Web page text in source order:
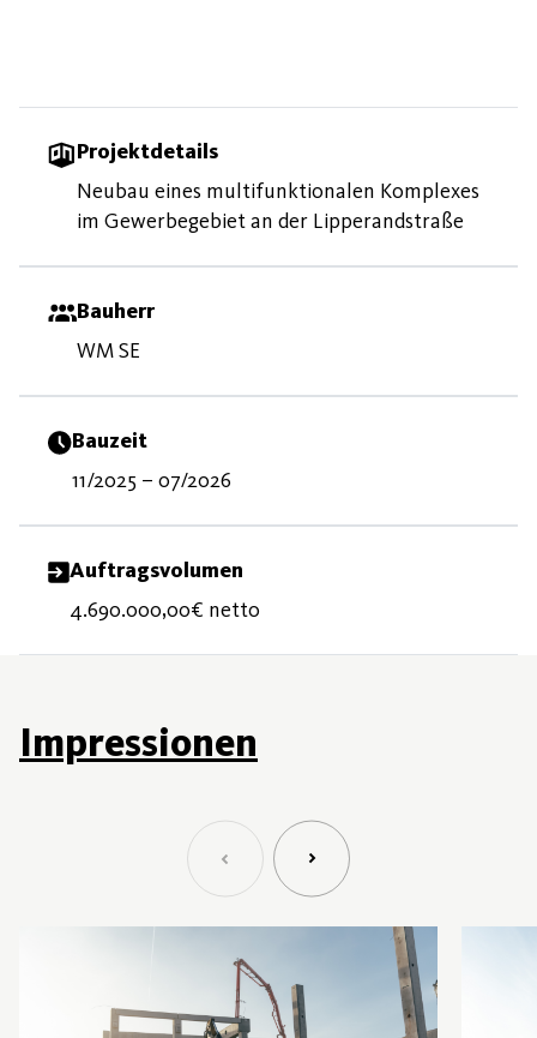
Projektdetails
Neubau eines multifunktionalen Komplexes
im Gewerbegebiet an der Lipperandstraße
Bauherr
WM SE
Bauzeit
11/2025 – 07/2026
Auftragsvolumen
4.690.000,00€ netto
Impressionen